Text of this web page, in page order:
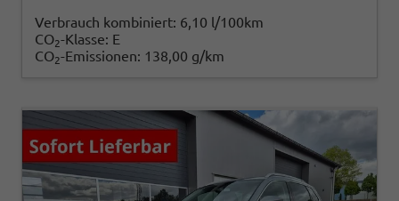
Verbrauch kombiniert: 6,10 l/100km
CO2-Klasse: E
CO2-Emissionen: 138,00 g/km